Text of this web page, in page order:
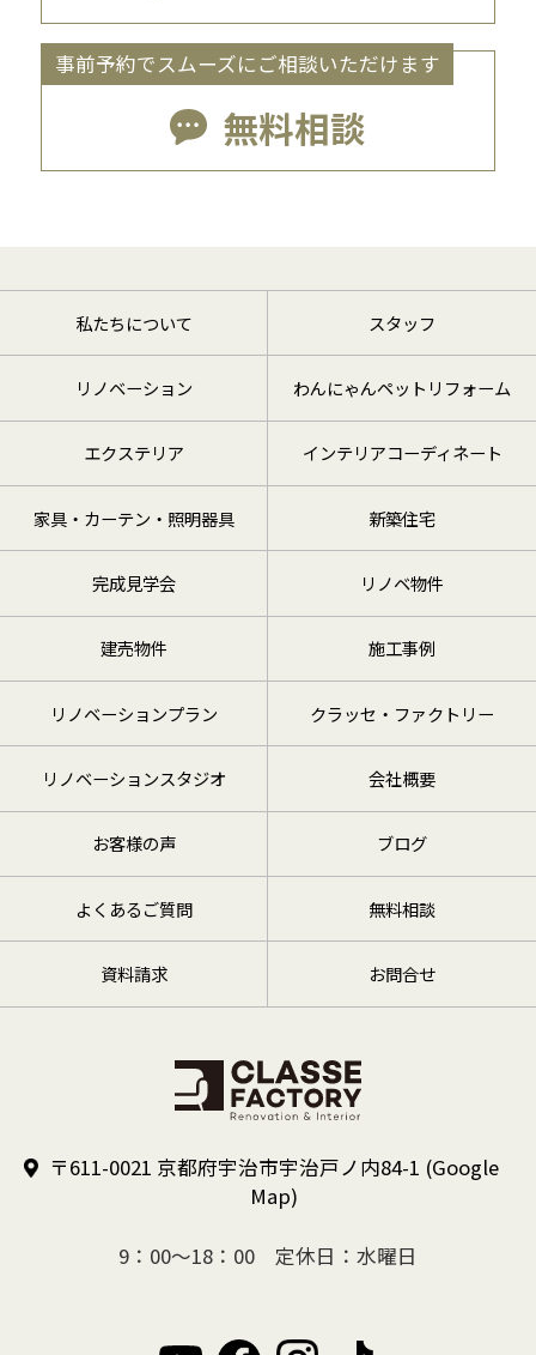
事前予約でスムーズにご相談いただけます
無料相談
私たちについて スタッフ
リノベーション わんにゃんペットリフォーム
エクステリア インテリアコーディネート
家具・カーテン・照明器具 新築住宅
完成見学会 リノベ物件
建売物件 施工事例
リノベーションプラン クラッセ・ファクトリー
リノベーションスタジオ 会社概要
お客様の声 ブログ
よくあるご質問 無料相談
資料請求 お問合せ
〒611-0021 京都府宇治市宇治戸ノ内84-1 (Google
Map)
9：00～18：00 定休日：水曜日